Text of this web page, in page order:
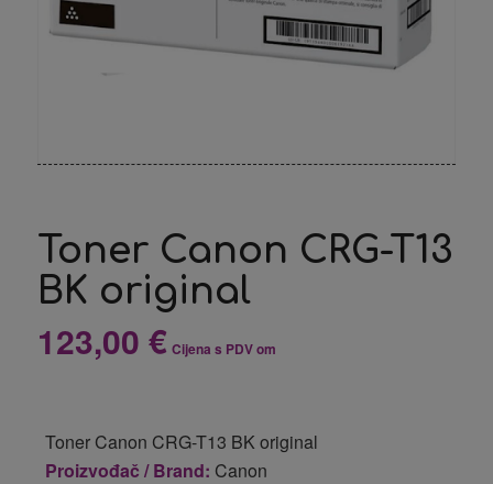
Toner Canon CRG-T13
BK original
123,00 € Cijena s PDV om
Toner Canon CRG-T13 BK original
Proizvođač / Brand: Canon